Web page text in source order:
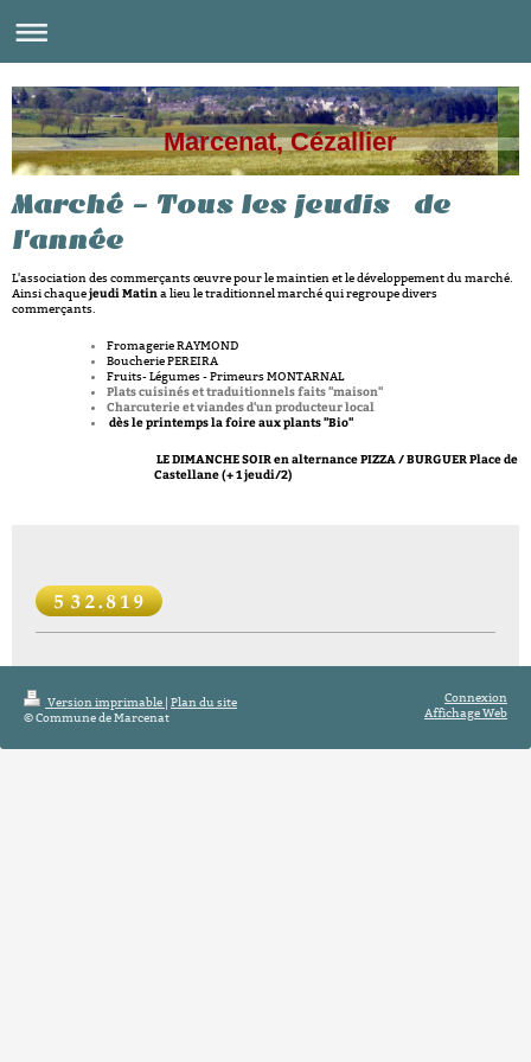
Marcenat, Cézallier
Marché - Tous les jeudis de
l'année
L'association des commerçants œuvre pour le maintien et le développement du marché.
Ainsi chaquejeudiMatina lieu le traditionnel marché qui regroupe divers
commerçants.
Fromagerie RAYMOND
Boucherie PEREIRA
Fruits- Légumes - Primeurs MONTARNAL
Plats cuisinés et traduitionnels faits "maison"
Charcuterie et viandes d'un producteur local
dès le printemps la foire aux plants "Bio"
LE DIMANCHE SOIR en alternance PIZZA / BURGUER Place de
Castellane (+ 1 jeudi/2)
Version imprimable Plan du site
© Commune de Marcenat
Connexion
Affichage Web